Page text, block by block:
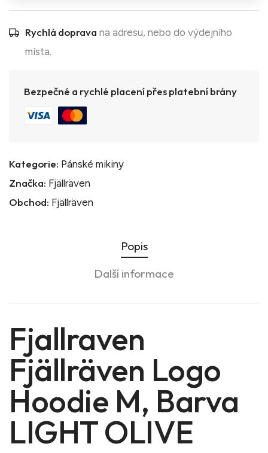
Rychlá doprava na adresu, nebo do výdejního
místa.
Bezpečné a rychlé placení přes platební brány
Kategorie: Pánské mikiny
Značka: Fjällräven
Obchod: Fjällräven
Popis
Další informace
Fjallraven
Fjällräven Logo
Hoodie M, Barva
LIGHT OLIVE